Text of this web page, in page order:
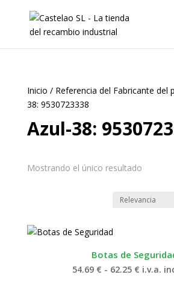
Inicio / Referencia del Fabricante del
38: 9530723338
Azul-38:
Mostrando el único resultado
Botas de
54.69 € - 62.25 € Rango
i.v.a.